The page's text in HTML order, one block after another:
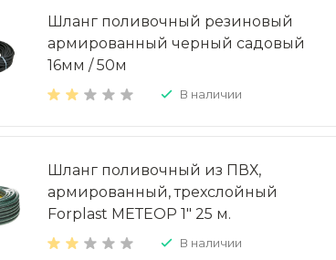
Шланг поливочный резиновый
армированный черный садовый
16мм / 50м
В наличии
Шланг поливочный из ПВХ,
армированный, трехслойный
Forplast МЕТЕОР 1" 25 м.
В наличии